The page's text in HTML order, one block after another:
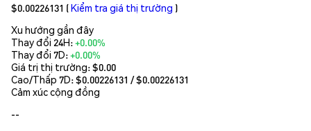
$0.00226131 (Kiểm tra giá thị trường )
Xu hướng gần đây
Thay đổi 24H:+0.00%
Thay đổi 7D:+0.00%
Giá trị thị trường:$0.00
Cao/Thấp 7D: $0.00226131 / $0.00226131
Cảm xúc cộng đồng
--